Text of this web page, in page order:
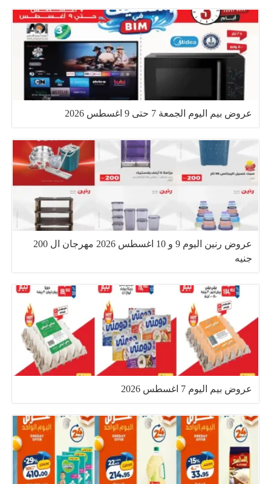
عروض بيم اليوم الجمعة 7 حتى 9 اغسطس 2026
عروض رنين اليوم 9 و 10 اغسطس 2026 مهرجان ال 200
جنيه
عروض بيم اليوم 7 اغسطس 2026